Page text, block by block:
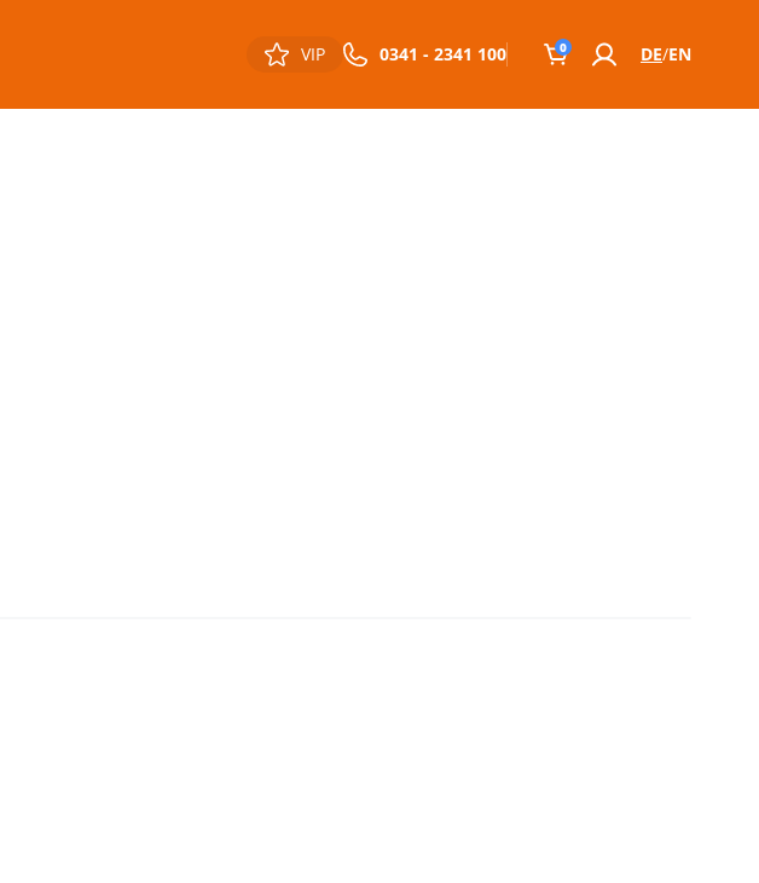
VIP 0341 - 2341 100 0 DE EN